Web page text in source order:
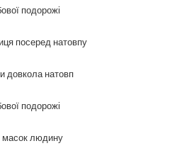
подорожі
посеред натовпу
довкола натовп
подорожі
масок людину